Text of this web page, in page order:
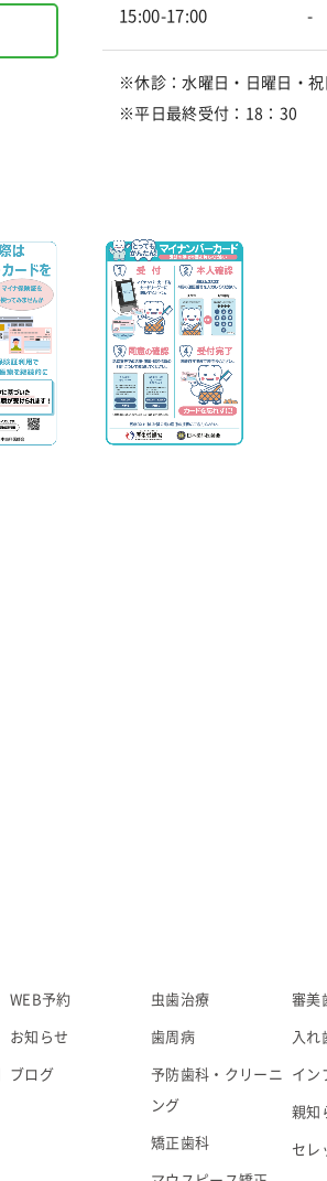
15:00-17:00 -
※休診：水曜日・日曜日・祝
※平日最終受付：18：30
WEB予約
お知らせ
ブログ
虫歯治療
歯周病
予防歯科・クリーニ
ング
矯正歯科
審美
入れ
イン
親知
セレ